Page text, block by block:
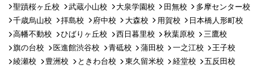
聖蹟桜ヶ丘校
武蔵小山校 大泉学園校 田無校
多摩センター校
千歳烏山校
拝島校 府中校 大森校 用賀校
日本橋人形町校
高幡不動校
ひばりヶ丘校 西日暮里校 秋葉原校
三鷹校
旗の台校
医進館渋谷校 青砥校 蒲田校 一之江校
王子校
綾瀬校
豊洲校 ときわ台校 東久留米校 経堂校 五反田校